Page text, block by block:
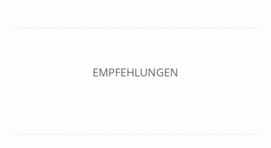
EMPFEHLUNGEN